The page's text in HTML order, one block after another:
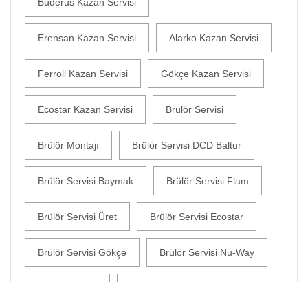
Buderus Kazan Servisi
Erensan Kazan Servisi Alarko Kazan Servisi
Ferroli Kazan Servisi Gökçe Kazan Servisi
Ecostar Kazan Servisi Brülör Servisi
Brülör Montajı Brülör Servisi DCD Baltur
Brülör Servisi Baymak Brülör Servisi Flam
Brülör Servisi Üret Brülör Servisi Ecostar
Brülör Servisi Gökçe Brülör Servisi Nu-Way